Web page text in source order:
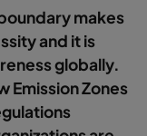
makes
and it is
globally.
Emission Zones